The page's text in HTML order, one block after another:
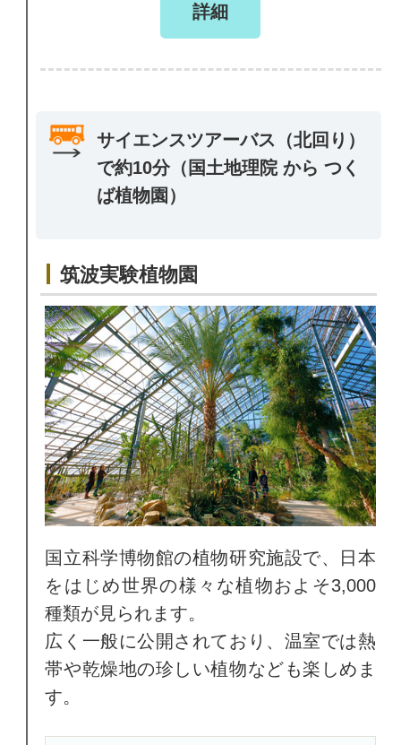
詳細
サイエンスツアーバス（北回り）
で約10分（国土地理院 から つく
ば植物園）
筑波実験植物園
国立科学博物館の植物研究施設で、日本
をはじめ世界の様々な植物およそ3,000
種類が見られます。
広く一般に公開されており、温室では熱
帯や乾燥地の珍しい植物なども楽しめま
す。